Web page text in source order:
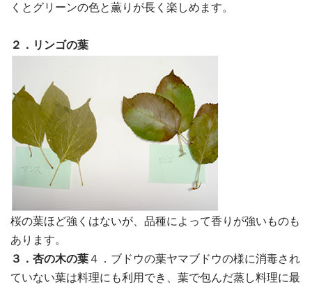
くとグリーンの色と薫りが長く楽しめます。
２．リンゴの葉
桜の葉ほど強くはないが、品種によって香りが強いものも
あります。
３．杏の木の葉４．ブドウの葉ヤマブドウの様に消毒され
ていない葉は料理にも利用でき、葉で包んだ蒸し料理に最